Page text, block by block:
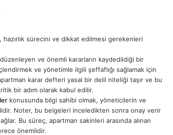
sürecini ve dikkat edilmesi gerekenleri
ve önemli kararların kaydedildiği bir
ve yönetimle ilgili şeffaflığı sağlamak için
karar defteri yasal bir delil niteliği taşır ve bu
bir adım olarak kabul edilir.
konusunda bilgi sahibi olmak, yöneticilerin ve
Noter, bu belgeleri inceledikten sonra onay verir
Bu süreç, apartman sakinleri arasında alınan
önemlidir.